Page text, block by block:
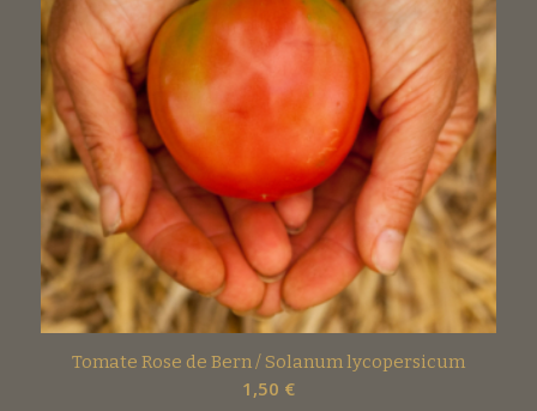
Tomate Rose de Bern / Solanum lycopersicum
1,50 €